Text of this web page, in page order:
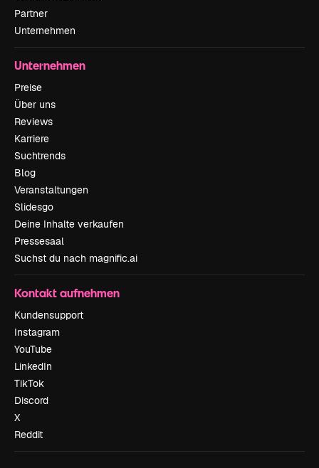
Partner
Unternehmen
Unternehmen
Preise
Über uns
Reviews
Karriere
Suchtrends
Blog
Veranstaltungen
Slidesgo
Deine Inhalte verkaufen
Pressesaal
Suchst du nach magnific.ai
Kontakt aufnehmen
Kundensupport
Instagram
YouTube
LinkedIn
TikTok
Discord
X
Reddit